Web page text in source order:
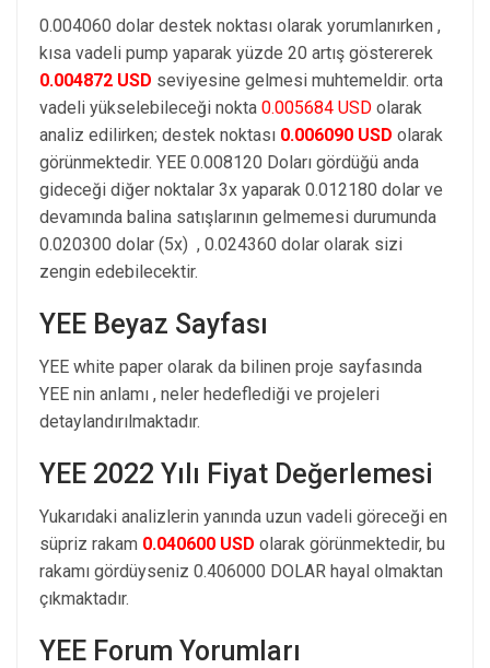
0.004060 dolar destek noktası olarak yorumlanırken ,
kısa vadeli pump yaparak yüzde 20 artış göstererek
0.004872 USD seviyesine gelmesi muhtemeldir. orta
vadeli yükselebileceği nokta 0.005684 USD olarak
analiz edilirken; destek noktası 0.006090 USD olarak
görünmektedir. YEE 0.008120 Doları gördüğü anda
gideceği diğer noktalar 3x yaparak 0.012180 dolar ve
devamında balina satışlarının gelmemesi durumunda
0.020300 dolar (5x) , 0.024360 dolar olarak sizi
zengin edebilecektir.
YEE Beyaz Sayfası
YEE white paper olarak da bilinen proje sayfasında
YEE nin anlamı , neler hedeflediği ve projeleri
detaylandırılmaktadır.
YEE 2022 Yılı Fiyat Değerlemesi
Yukarıdaki analizlerin yanında uzun vadeli göreceği en
süpriz rakam 0.040600 USD olarak görünmektedir, bu
rakamı gördüyseniz 0.406000 DOLAR hayal olmaktan
çıkmaktadır.
YEE Forum Yorumları